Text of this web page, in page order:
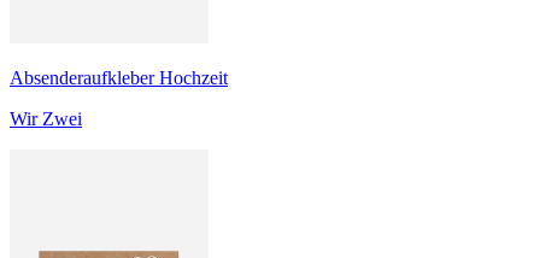
Absenderaufkleber Hochzeit
Wir Zwei